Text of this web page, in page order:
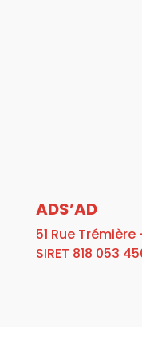
ADS’AD
51 Rue
SIRET 818 053